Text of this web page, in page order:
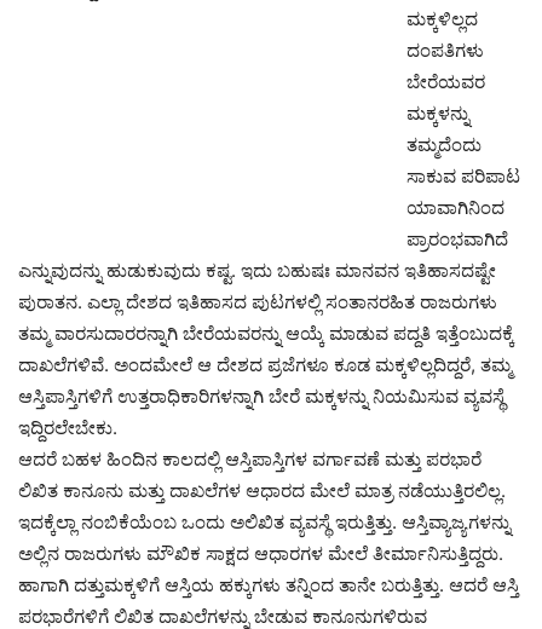
ಮಕ್ಕಳಿಲ್ಲದ
ದಂಪತಿಗಳು
ಬೇರೆಯವರ
ಮಕ್ಕಳನ್ನು
ತಮ್ಮದೆಂದು
ಸಾಕುವ ಪರಿಪಾಟ
ಯಾವಾಗಿನಿಂದ
ಪ್ರಾರಂಭವಾಗಿದೆ
ಎನ್ನುವುದನ್ನು ಹುಡುಕುವುದು ಕಷ್ಟ. ಇದು ಬಹುಷಃ ಮಾನವನ ಇತಿಹಾಸದಷ್ಟೇ
ಪುರಾತನ. ಎಲ್ಲಾ ದೇಶದ ಇತಿಹಾಸದ ಪುಟಗಳಲ್ಲಿ ಸಂತಾನರಹಿತ ರಾಜರುಗಳು
ತಮ್ಮ ವಾರಸುದಾರರನ್ನಾಗಿ ಬೇರೆಯವರನ್ನು ಆಯ್ಕೆ ಮಾಡುವ ಪದ್ದತಿ ಇತ್ತೆಂಬುದಕ್ಕೆ
ದಾಖಲೆಗಳಿವೆ. ಅಂದಮೇಲೆ ಆ ದೇಶದ ಪ್ರಜೆಗಳೂ ಕೂಡ ಮಕ್ಕಳಿಲ್ಲದಿದ್ದರೆ, ತಮ್ಮ
ಆಸ್ತಿಪಾಸ್ತಿಗಳಿಗೆ ಉತ್ತರಾಧಿಕಾರಿಗಳನ್ನಾಗಿ ಬೇರೆ ಮಕ್ಕಳನ್ನು ನಿಯಮಿಸುವ ವ್ಯವಸ್ಥೆ
ಇದ್ದಿರಲೇಬೇಕು.
ಆದರೆ ಬಹಳ ಹಿಂದಿನ ಕಾಲದಲ್ಲಿ ಆಸ್ತಿಪಾಸ್ತಿಗಳ ವರ್ಗಾವಣೆ ಮತ್ತು ಪರಭಾರೆ
ಲಿಖಿತ ಕಾನೂನು ಮತ್ತು ದಾಖಲೆಗಳ ಆಧಾರದ ಮೇಲೆ ಮಾತ್ರ ನಡೆಯುತ್ತಿರಲಿಲ್ಲ.
ಇದಕ್ಕೆಲ್ಲಾ ನಂಬಿಕೆಯೆಂಬ ಒಂದು ಅಲಿಖಿತ ವ್ಯವಸ್ಥೆ ಇರುತ್ತಿತ್ತು. ಆಸ್ತಿವ್ಯಾಜ್ಯಗಳನ್ನು
ಅಲ್ಲಿನ ರಾಜರುಗಳು ಮೌಖಿಕ ಸಾಕ್ಷದ ಆಧಾರಗಳ ಮೇಲೆ ತೀರ್ಮಾನಿಸುತ್ತಿದ್ದರು.
ಹಾಗಾಗಿ ದತ್ತುಮಕ್ಕಳಿಗೆ ಆಸ್ತಿಯ ಹಕ್ಕುಗಳು ತನ್ನಿಂದ ತಾನೇ ಬರುತ್ತಿತ್ತು. ಆದರೆ ಆಸ್ತಿ
ಪರಭಾರೆಗಳಿಗೆ ಲಿಖಿತ ದಾಖಲೆಗಳನ್ನು ಬೇಡುವ ಕಾನೂನುಗಳಿರುವ